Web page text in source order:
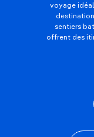
voyage
sentiers
offrent des